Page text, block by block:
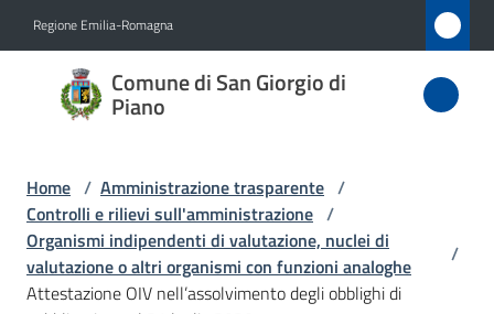
Regione Emilia-Romagna
Comune di San Giorgio di
Piano
Comune
di San
di Piano
Amministrazione
Menu selezionato
Home / Amministrazione trasparente /
Controlli e rilievi sull'amministrazione /
Organismi indipendenti di valutazione, nuclei di
valutazione o altri organismi con funzioni analoghe
/
Attestazione OIV nell’assolvimento degli obblighi di